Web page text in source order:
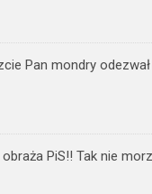
Pan mondry
PiS!! Tak nie